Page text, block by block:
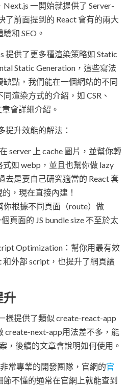
一開始就提供了 Server-
了前面提到的 React 會有的兩大
和 SEO。
提供了更多種渲染策略如 Static
Static Generation，這些寫法
點，我們能在一個網站的不同
渲染方式的介紹，如 CSR、
章會詳細介紹。
提升效能的解法：
server 上 cache 圖片，並幫你轉
式如 webp，並且也幫你做 lazy
去是要自己研究適當的 React 套
，現在直接內建！
你根據不同頁面（route）做
頁面的 JS bundle size 不至於太
Optimization：幫你用最有效
外部 script，也提升了網頁讀
升
樣提供了類似 create-react-app
create-next-app用法差不多，能
，後續的文章會說明如何使用。
常專業的開發團隊，官網的官
不懂的通常在官網上就能查到